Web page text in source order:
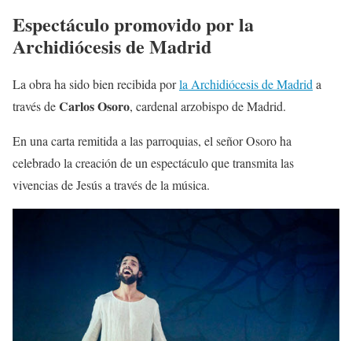
Espectáculo promovido por la
Archidiócesis de Madrid
La obra ha sido bien recibida porla Archidiócesis de Madrid a
través deCarlos Osoro, cardenal arzobispo de Madrid.
En una carta remitida a las parroquias, el señor Osoro ha
celebrado la creación de un espectáculo que transmita las
vivencias de Jesús a través de la música.